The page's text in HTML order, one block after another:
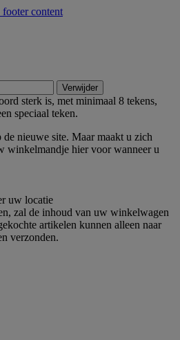
footer content
Verwijder
sterk is, met minimaal 8 tekens,
speciaal teken.
nieuwe site. Maar maakt u zich
winkelmandje hier voor wanneer u
uw locatie
zal de inhoud van uw winkelwagen
artikelen kunnen alleen naar
verzonden.